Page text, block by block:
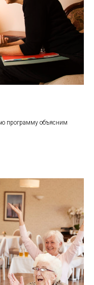
программу объясним